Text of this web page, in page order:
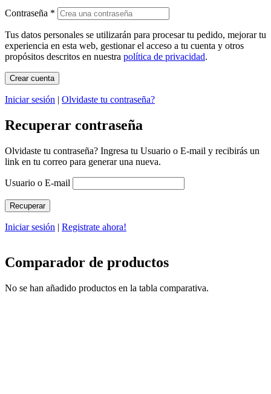
Contraseña *
Tus datos personales se utilizarán para procesar tu pedido, mejorar tu
experiencia en esta web, gestionar el acceso a tu cuenta y otros
propósitos descritos en nuestra política de privacidad.
Iniciar sesión | Olvidaste tu contraseña?
Recuperar contraseña
Olvidaste tu contraseña? Ingresa tu Usuario o E-mail y recibirás un
link en tu correo para generar una nueva.
Usuario o E-mail
Iniciar sesión | Registrate ahora!